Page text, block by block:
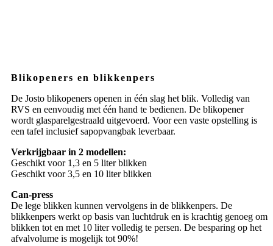
Blikopeners en blikkenpers
De Josto blikopeners openen in één slag het blik. Volledig van
RVS en eenvoudig met één hand te bedienen. De blikopener
wordt glasparelgestraald uitgevoerd. Voor een vaste opstelling is
een tafel inclusief sapopvangbak leverbaar.
Verkrijgbaar in 2 modellen:
Geschikt voor 1,3 en 5 liter blikken
Geschikt voor 3,5 en 10 liter blikken
Can-press
De lege blikken kunnen vervolgens in de blikkenpers. De
blikkenpers werkt op basis van luchtdruk en is krachtig genoeg om
blikken tot en met 10 liter volledig te persen. De besparing op het
afvalvolume is mogelijk tot 90%!